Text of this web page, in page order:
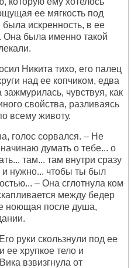
ее мягкость под
искренность, в ее
была именно такой
Никита тихо, его палец
над ее копчиком, едва
чувствуя, как
свойства, разливаясь
всему животу.
голос сорвался. – Не
думать о тебе... о
там... там внутри сразу
и нужно... чтобы ты был
– Она сглотнула ком
между бедер
ноющая после душа,
руки скользнули под ее
хрупкое тело и
взвизгнула от